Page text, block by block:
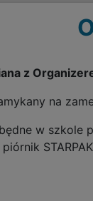
z
na
w szkole